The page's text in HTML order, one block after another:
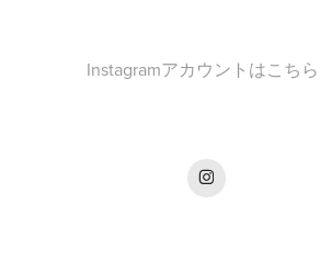
Instagramアカウントはこちら